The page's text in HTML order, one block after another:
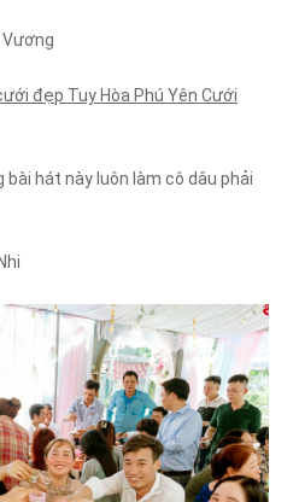
Vương
đẹp Tuy Hòa Phú Yên Cưới
bài hát này luôn làm cô dâu phải